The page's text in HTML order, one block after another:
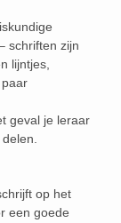
schriften zijn
lijntjes,
geval je leraar
op het
een goede